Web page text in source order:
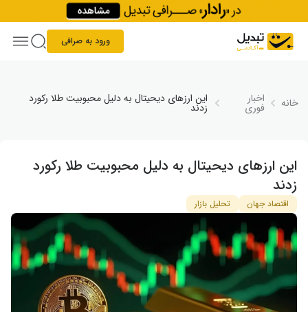
Skip to content
ورود به صرافی
خانه اخبار
فوری
این ارزهای دیحیتال به دلیل محبوبیت طلا رکورد
زدند
این ارزهای دیحیتال به دلیل محبوبیت طلا رکورد
زدند
اقتصاد جهان تحلیل بازار